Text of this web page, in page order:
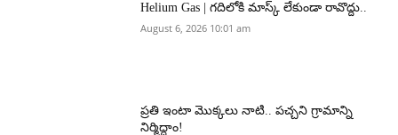
Helium Gas | గదిలోకి మాస్క్ లేకుండా రావొద్దు..
August 6, 2026 10:01 am
ప్రతి ఇంటా మొక్కలు నాటి.. పచ్చని గ్రామాన్ని
నిర్మిద్దాం!